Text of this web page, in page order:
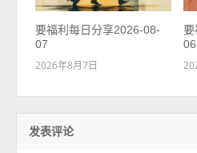
要福利每日分享2026-08-
07
2026年8月7日
要
06
发表评论